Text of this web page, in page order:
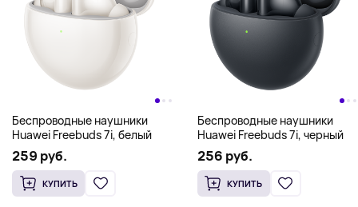
Беспроводные наушники
Huawei Freebuds 7i, белый
259 руб.
КУПИТЬ
Беспроводные наушники
Huawei Freebuds 7i, черный
256 руб.
КУПИТЬ